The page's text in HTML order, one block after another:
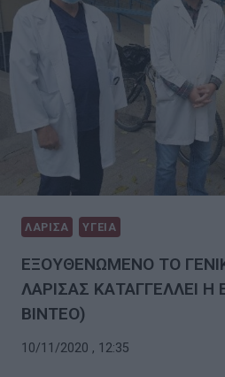
ΛΑΡΙΣΑ ΥΓΕΙΑ
ΕΞΟΥΘΕΝΩΜΕΝΟ ΤΟ
ΛΑΡΙΣΑΣ ΚΑΤΑΓΓΕΛΛΕΙ Η
ΒΙΝΤΕΟ)
10/11/2020 , 12:35